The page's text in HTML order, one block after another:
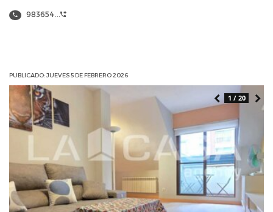
983654...
PUBLICADO: JUEVES 5 DE FEBRERO 2026
1 / 20